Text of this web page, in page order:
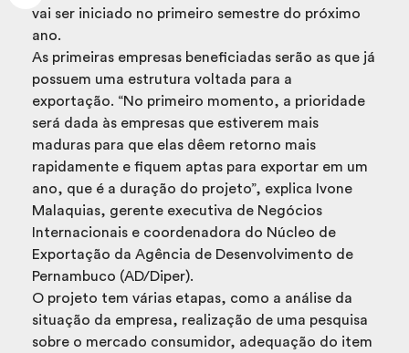
vai ser iniciado no primeiro semestre do próximo
ano.
As primeiras empresas beneficiadas serão as que já
possuem uma estrutura voltada para a
exportação. “No primeiro momento, a prioridade
será dada às empresas que estiverem mais
maduras para que elas dêem retorno mais
rapidamente e fiquem aptas para exportar em um
ano, que é a duração do projeto”, explica Ivone
Malaquias, gerente executiva de Negócios
Internacionais e coordenadora do Núcleo de
Exportação da Agência de Desenvolvimento de
Pernambuco (AD/Diper).
O projeto tem várias etapas, como a análise da
situação da empresa, realização de uma pesquisa
sobre o mercado consumidor, adequação do item